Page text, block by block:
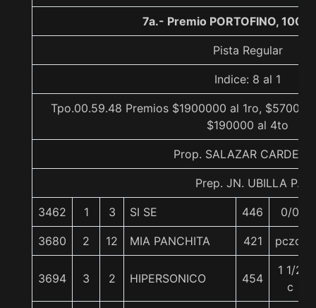
7a.- Premio PORTOFINO,
Pista Regular
Indice: 8 al 1
Tpo.00.59.48 Premios $1900000 al 1ro,
$190000 al 4to
Prop. SALAZAR
Prep. JN. UBILLA P.
3462 1 3 SI SE 446 0/0
3680 2 12 MIA PANCHITA 421 pczo.
3694 3 2 HIPERSONICO 454
1 1/2
c